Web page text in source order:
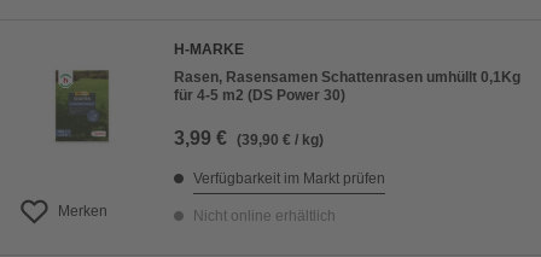
Merken
H-MARKE
Rasen, Rasensamen Schattenrasen umhüllt 0,1Kg
für 4-5 m2 (DS Power 30)
3,99 € (39,90 € / kg)
Verfügbarkeit im Markt prüfen
Nicht online erhältlich